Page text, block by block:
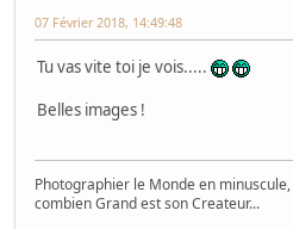
07 Février 2018, 14:49:48
Tu vas vite toi je vois.....
Belles images !
Photographier le Monde en
combien Grand est son Createur...